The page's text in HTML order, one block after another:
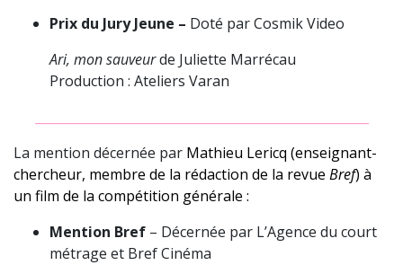
Prix du Jury Jeune – Doté par Cosmik Video
Ari, mon sauveurde Juliette Marrécau
Production : Ateliers Varan
La mention décernée par Mathieu Lericq (enseignant-
chercheur, membre de la rédaction de la revue Bref) à
un film de la compétition générale :
Mention Bref – Décernée par L’Agence du court
métrage et Bref Cinéma